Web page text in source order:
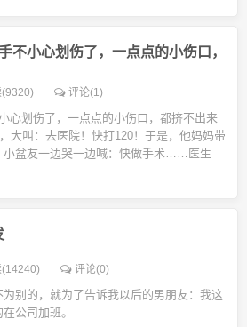
不小心划伤了，一点点的小伤口，
(9320) 评论(1)
心划伤了，一点点的小伤口，都挤不出来
大叫：去医院！快打120！于是，他妈妈带
小盆友一边哭一边喊：快做手术……医生
(14240) 评论(0)
别的，就为了告诉我以后的男朋友：我这
公司加班。